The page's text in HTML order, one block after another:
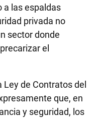
a las espaldas
privada no
sector donde
el
de Contratos del
que, en
y seguridad, los